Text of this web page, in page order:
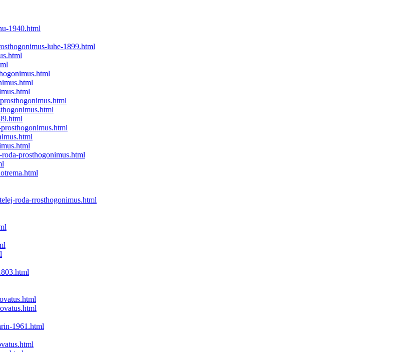
1940.html
luhe-1899.html
prosthogonimus.html
roda-rrosthogonimus.html
1961.html